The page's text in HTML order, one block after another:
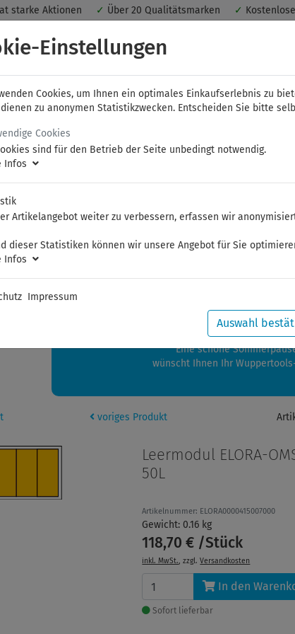
starke Aktionen ✓ Über 20 Qualitätsmarken ✓
Cookies für ein optimales Einkaufserlebnis. Dabei
Rechner gespeichert. Ohne Cookies ist der Funktionsumfang
bitte hier.
FAMAG NWS ELORA FELO
zwischen 28.07.2026 und 21.08.2026
Ihre Bestellungen in diesem Zeitraum werden ab
Eine schöne
wünscht Ihnen Ihr
voriges Produkt
Leermodul ELORA-
50L
Artikelnummer: ELORA0000415007000
Gewicht: 0.16 kg
118,70 € /Stück
inkl. MwSt., zzgl.Versandkosten
In den
Sofort lieferbar
Einstellungen
Cookies, um Ihnen ein optimales Einkaufserlebnis zu
zu anonymen Statistikzwecken. Entscheiden Sie bitte
Cookies
sind für den Betrieb der Seite unbedingt notwendig.
Infos
Artikelangebot weiter zu verbessern, erfassen wir
dieser Statistiken können wir unsere Angebot für Sie
Infos
Impressum
Auswahl